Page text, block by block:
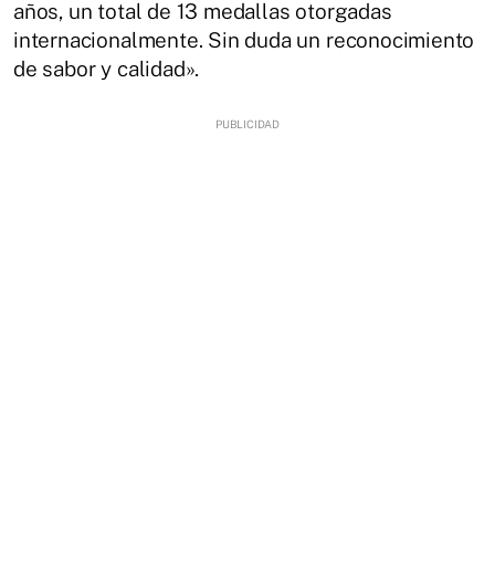
años, un total de 13 medallas otorgadas
internacionalmente. Sin duda un reconocimiento
de sabor y calidad».